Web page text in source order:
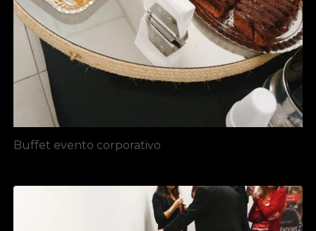
Buffet evento corporativo